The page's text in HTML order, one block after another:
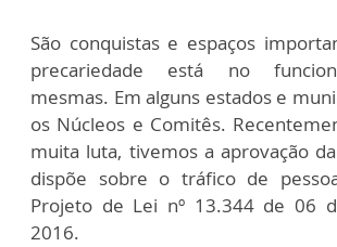
São conquistas e espaços
precariedade está no
mesmas. Em alguns estados e
os Núcleos e Comitês.
muita luta, tivemos a aprovação
dispõe sobre o tráfico de
Projeto de Lei nº 13.344 de 06
2016.